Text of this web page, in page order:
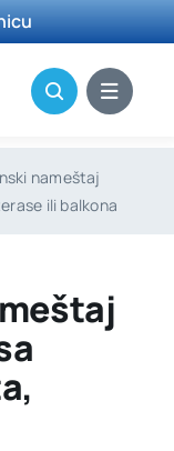
nameštaj
ili balkona